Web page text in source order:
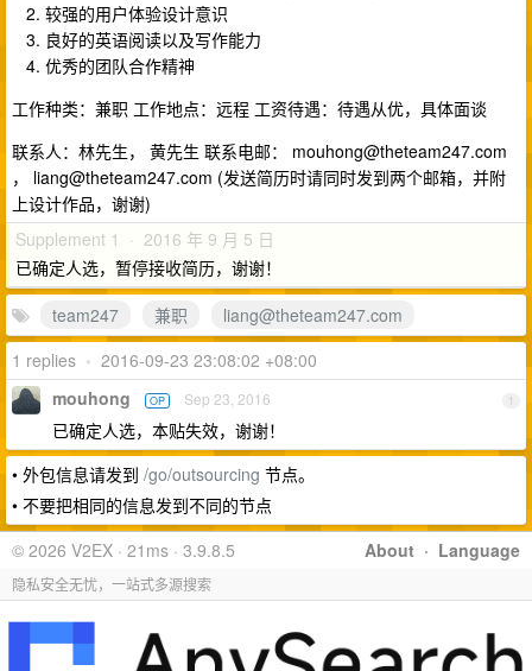
较强的用户体验设计意识
良好的英语阅读以及写作能力
优秀的团队合作精神
工作种类：兼职 工作地点：远程 工资待遇：待遇从优，具体面谈
联系人：林先生， 黄先生 联系电邮： mouhong@theteam247.com
， liang@theteam247.com (发送简历时请同时发到两个邮箱，并附
上设计作品，谢谢)
Supplement 1 · 2016 年 9 月 5 日
已确定人选，暂停接收简历，谢谢！
team247
兼职
liang@theteam247.com
1 replies • 2016-09-23 23:08:02 +08:00
1
mouhong OP Sep 23, 2016
已确定人选，本贴失效，谢谢！
• 外包信息请发到 /go/outsourcing 节点。
• 不要把相同的信息发到不同的节点
About · Language
© 2026 V2EX · 21ms · 3.9.8.5
隐私安全无忧，一站式多源搜索